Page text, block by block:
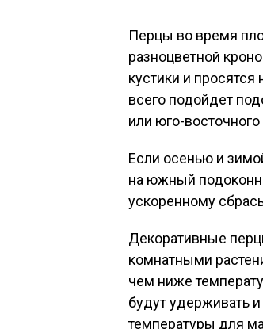
Перцы во время
разноцветной
кустики и
всего подойдет
или юго-
Если осенью и
на южный
ускоренному
Декоративные
комнатными
чем ниже
будут удерживать
температуры для